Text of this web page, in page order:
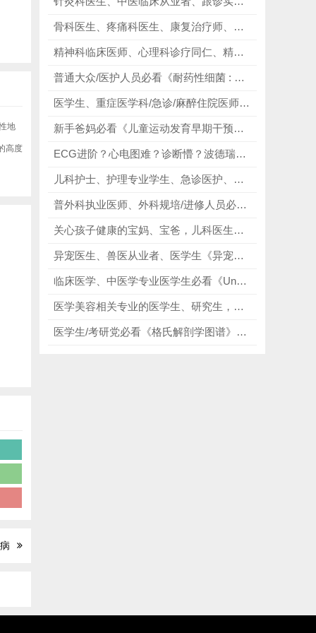
地
高度
骨科医生、疼痛科医生、康复治疗师、医学生必看疼痛的症状与体征图解（第4版），提升诊疗能力，守护患者健康！
精神科临床医师、心理科诊疗同仁、精神科规培人员必看《考夫曼精神病临床神经病学》第九版，鉴别交叉疾病，排查器质性神经病变！
普通大众/医护人员必看《耐药性细菌 : 现代医学的挑战》，从个人卫生、饮食健康、就医用药，到家庭消毒、医院感染防控，提供可操作、易执行的耐药性细菌预防方法与用药安全指南！
医学生、重症医学科/急诊/麻醉住院医师、主治医师、ICU护士、呼吸治疗师、规培医师必看《牛津重症监护手册》（第4版），权威出品，循证扎实！
新手爸妈必看《儿童运动发育早期干预图解》，快速了解0-6岁宝宝运动发育规律，轻松自查宝宝发育情况，摆脱育儿焦虑！
ECG进阶？心电图难？诊断懵？波德瑞德8册ECG临床解析，精准破解心电图入门难、波形看不懂、诊断无逻辑、资料零散核心痛点！
儿科护士、护理专业学生、急诊医护、产科新生儿护理人员必看《儿科专科护理》，规范操作、提升抢救效率！
普外科执业医师、外科规培/进修人员必看《Fischer's Mastery of Surgery》，以百科夯实基础，以实操赋能主刀！
关心孩子健康的宝妈、宝爸，儿科医生、耳鼻咽喉头颈外科医生必看《实用儿童耳鼻咽喉头颈科学》第2版，大量清晰插图、临床实拍图与示意图，将复杂的医学知识、病症特点、护理流程直观呈现！
异宠医生、兽医从业者、医学生《异宠影像诊断学》，1400+张高清影像插图，掌握异宠影像诊断技巧，精准判断病症！
临床医学、中医学专业医学生必看《Understanding Human Anatomy》，低年级医学生零基础搭建解剖知识体系！
医学美容相关专业的医学生、研究生，皮肤科、美容科医生及临床医师必看《实用皮肤美容治疗学》，包含大量实物图、示意图！
医学生/考研党必看《格氏解剖学图谱》第3版高清中英文版，超高清全彩插图，每一页都能精准对接学习和临床需求！